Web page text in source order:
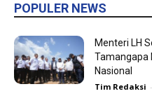
POPULER NEWS
Menteri LH
Tamangapa
Nasional
Tim Redaksi -